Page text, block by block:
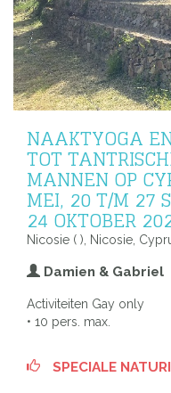
NAAKTYOGA
TOT
MANNEN OP
MEI, 20 T/M 27
24 OKTOBER
Nicosie ( ), Nicosie,
Damien & Gabriel
Activiteiten Gay only
• 10 pers. max.
SPECIALE